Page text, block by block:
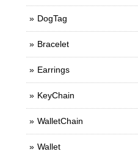
DogTag
Bracelet
Earrings
KeyChain
WalletChain
Wallet